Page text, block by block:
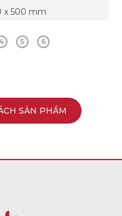
x 500 mm
5 6
SẢN PHẨM